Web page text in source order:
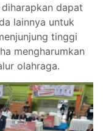
dapat
lainnya untuk
tinggi
mengharumkan
olahraga.